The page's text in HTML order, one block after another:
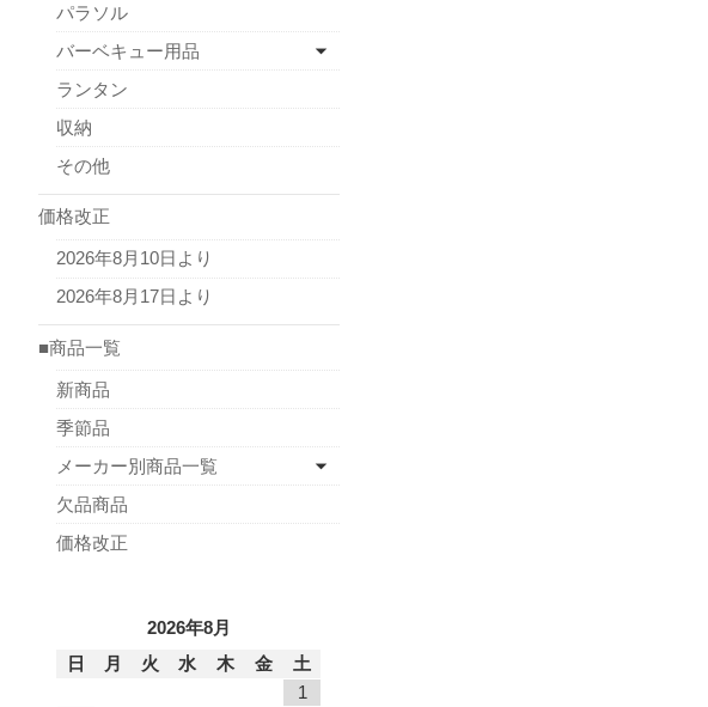
パラソル
バーベキュー用品
ランタン
収納
その他
価格改正
2026年8月10日より
2026年8月17日より
■商品一覧
新商品
季節品
メーカー別商品一覧
欠品商品
価格改正
2026年8月
日
月 火 水 木 金
土
1